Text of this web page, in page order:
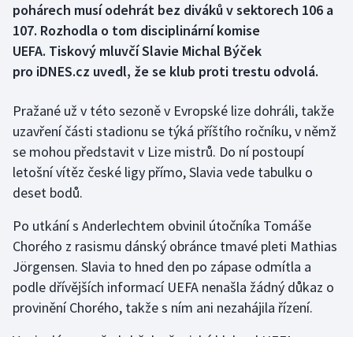
Dostihy
Florbal
Futsal
Golf
Gymnastika
Jezdectví
Judo
pohárech musí odehrát bez diváků v sektorech 106 a
107. Rozhodla o tom disciplinární komise
UEFA. Tiskový mluvčí Slavie Michal Býček
pro iDNES.cz uvedl, že se klub proti trestu odvolá.
Pražané už v této sezoně v Evropské lize dohráli, takže
uzavření části stadionu se týká příštího ročníku, v němž
se mohou představit v Lize mistrů. Do ní postoupí
letošní vítěz české ligy přímo, Slavia vede tabulku o
deset bodů.
Po utkání s Anderlechtem obvinil útočníka Tomáše
Chorého z rasismu dánský obránce tmavé pleti Mathias
Jörgensen. Slavia to hned den po zápase odmítla a
podle dřívějších informací UEFA nenašla žádný důkaz o
provinění Chorého, takže s ním ani nezahájila řízení.